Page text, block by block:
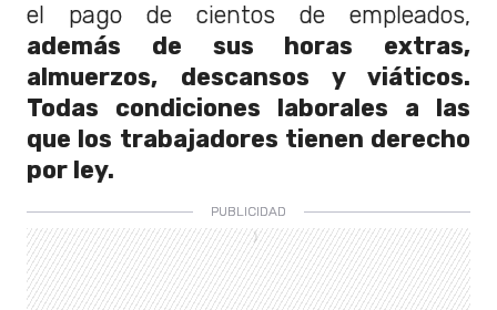
el pago de cientos de empleados,
además de sus horas extras,
almuerzos, descansos y viáticos.
Todas condiciones laborales a las
que los trabajadores tienen derecho
por ley.